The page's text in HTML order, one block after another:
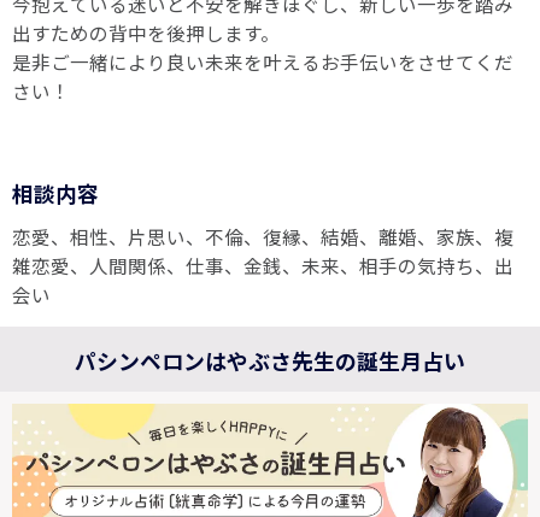
出すための背中を後押します。
是非ご一緒により良い未来を叶えるお手伝いをさせてくだ
さい！
相談内容
恋愛、相性、片思い、不倫、復縁、結婚、離婚、家族、複
雑恋愛、人間関係、仕事、金銭、未来、相手の気持ち、出
会い
パシンペロンはやぶさ先生の誕生月占い